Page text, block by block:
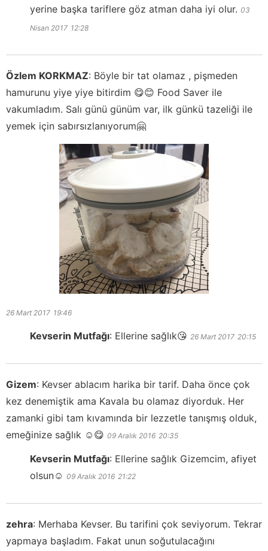
yerine başka tariflere göz atman daha iyi olur. 03
Nisan 2017 12:28
Özlem KORKMAZ: Böyle bir tat olamaz , pişmeden
hamurunu yiye yiye bitirdim 😋😊 Food Saver ile
vakumladım. Salı günü günüm var, ilk günkü tazeliği ile
yemek için sabırsızlanıyorum🤗
26 Mart 2017 19:46
Kevserin Mutfağı: Ellerine sağlık😘 26 Mart 2017 20:15
Gizem: Kevser ablacım harika bir tarif. Daha önce çok
kez denemiştik ama Kavala bu olamaz diyorduk. Her
zamanki gibi tam kıvamında bir lezzetle tanışmış olduk,
emeğinize sağlık ☺️😋 09 Aralık 2016 20:35
Kevserin Mutfağı: Ellerine sağlık Gizemcim, afiyet
olsun☺️ 09 Aralık 2016 21:22
zehra: Merhaba Kevser. Bu tarifini çok seviyorum. Tekrar
yapmaya başladım. Fakat unun soğutulacağını